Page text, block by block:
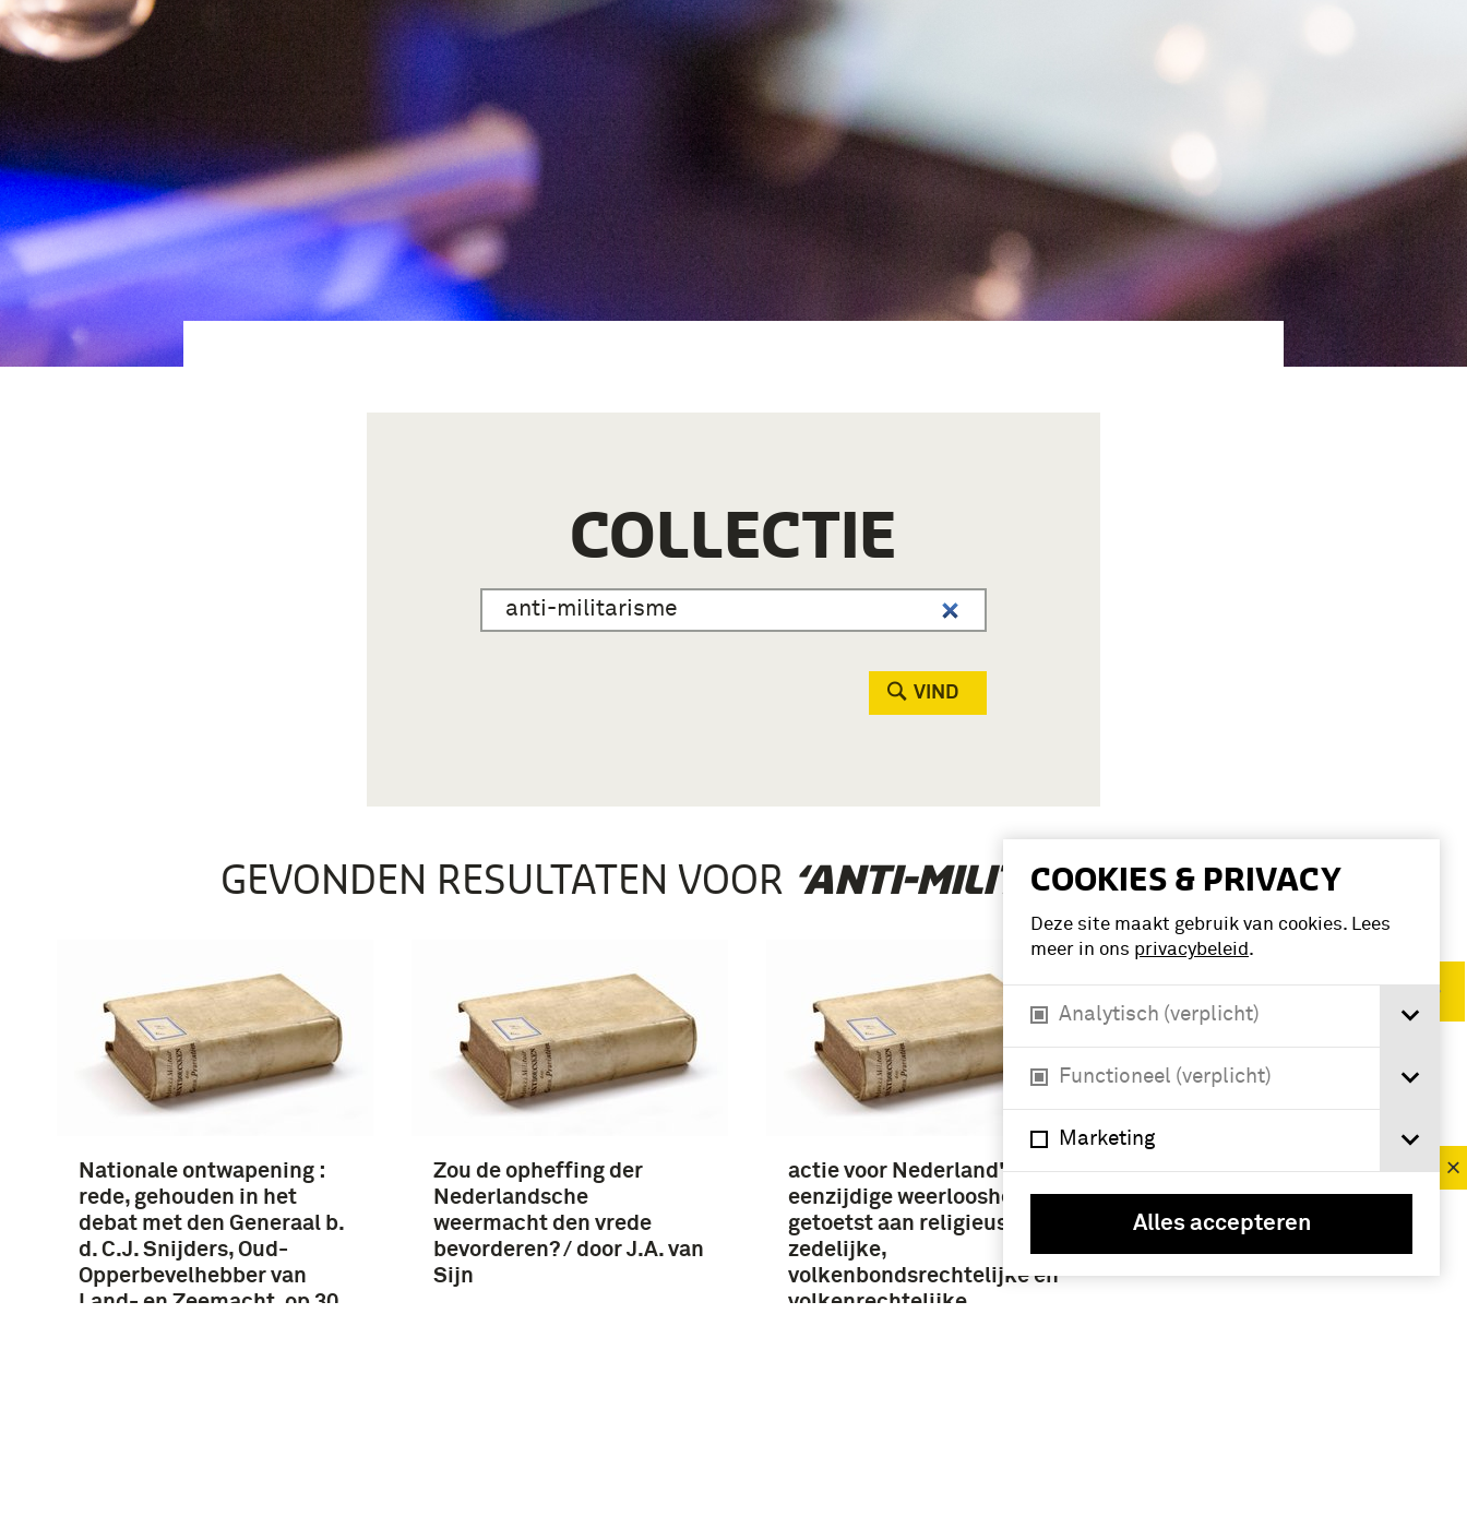
COOKIES & PRIVACY
Deze site maakt gebruik van cookies. Lees
meer in ons privacybeleid.
Analytisch (verplicht)
Functioneel (verplicht)
Marketing
Alles accepteren
COLLECTIE
VIND
GEVONDEN RESULTATEN VOOR ‘ANTI-MILITARISME’(3)
Verwijder filters
VERFIJN RESULTAAT
redevoering (3)
Nationale ontwapening :
rede, gehouden in het
debat met den Generaal b.
d. C.J. Snijders, Oud-
Opperbevelhebber van
Land- en Zeemacht, op 30
Zou de opheffing der
Nederlandsche
weermacht den vrede
bevorderen? / door J.A. van
Sijn
actie voor Nederland's
eenzijdige weerloosheid,
getoetst aan religieus-
zedelijke,
volkenbondsrechtelijke en
volkenrechtelijke